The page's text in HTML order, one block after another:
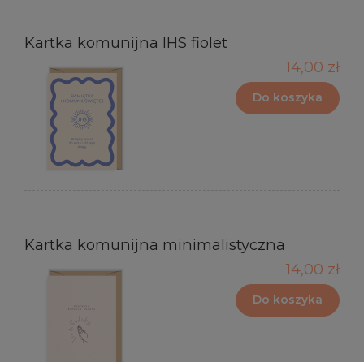
Kartka komunijna IHS fiolet
14,00 zł
Do koszyka
Kartka komunijna minimalistyczna
14,00 zł
Do koszyka